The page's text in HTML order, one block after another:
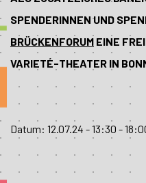
SPENDERINNEN UND
BRÜCKENFORUM EINE
VARIETÉ-THEATER IN
Datum: 12.07.24 - 13:30 -